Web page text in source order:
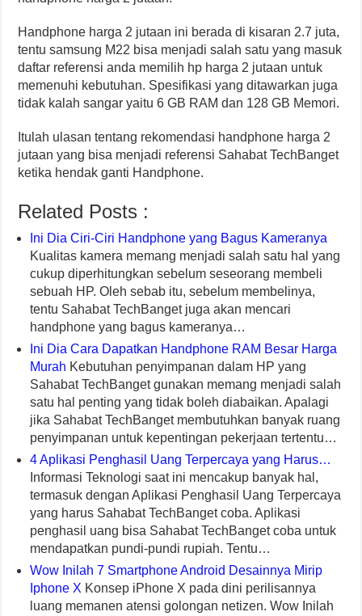
Handphone harga 2 jutaan ini berada di kisaran 2.7 juta,
tentu samsung M22 bisa menjadi salah satu yang masuk
daftar referensi anda memilih hp harga 2 jutaan untuk
memenuhi kebutuhan. Spesifikasi yang ditawarkan juga
tidak kalah sangar yaitu 6 GB RAM dan 128 GB Memori.
Itulah ulasan tentang rekomendasi handphone harga 2
jutaan yang bisa menjadi referensi Sahabat TechBanget
ketika hendak ganti Handphone.
Related Posts :
Ini Dia Ciri-Ciri Handphone yang Bagus Kameranya
Kualitas kamera memang menjadi salah satu hal yang
cukup diperhitungkan sebelum seseorang membeli
sebuah HP. Oleh sebab itu, sebelum membelinya,
tentu Sahabat TechBanget juga akan mencari
handphone yang bagus kameranya…
Ini Dia Cara Dapatkan Handphone RAM Besar Harga
Murah Kebutuhan penyimpanan dalam HP yang
Sahabat TechBanget gunakan memang menjadi salah
satu hal penting yang tidak boleh diabaikan. Apalagi
jika Sahabat TechBanget membutuhkan banyak ruang
penyimpanan untuk kepentingan pekerjaan tertentu…
4 Aplikasi Penghasil Uang Terpercaya yang Harus…
Informasi Teknologi saat ini mencakup banyak hal,
termasuk dengan Aplikasi Penghasil Uang Terpercaya
yang harus Sahabat TechBanget coba. Aplikasi
penghasil uang bisa Sahabat TechBanget coba untuk
mendapatkan pundi-pundi rupiah. Tentu…
Wow Inilah 7 Smartphone Android Desainnya Mirip
Iphone X Konsep iPhone X pada dini perilisannya
luang memanen atensi golongan netizen. Wow Inilah